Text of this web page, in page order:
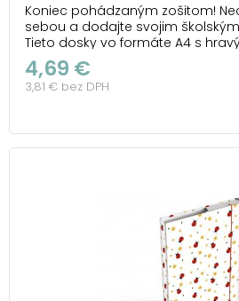
Koniec pohádzaným zošitom!
sebou a dodajte svojim
Tieto dosky vo formáte A4 s
motívom nielen skvele vyzerajú,
zošity pred ohnutými rohmi a
Vďaka odolnému lepenkovému
4,69 €
3,81 € bez DPH